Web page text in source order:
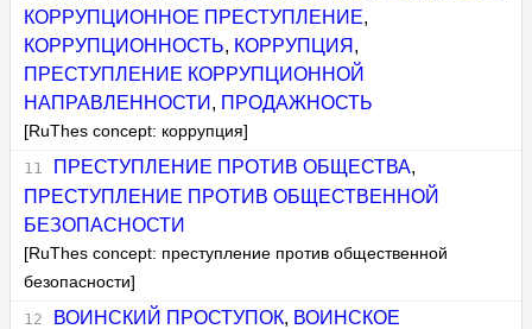
КОРРУПЦИОННОЕ ПРЕСТУПЛЕНИЕ,
КОРРУПЦИОННОСТЬ, КОРРУПЦИЯ ,
ПРЕСТУПЛЕНИЕ КОРРУПЦИОННОЙ
НАПРАВЛЕННОСТИ , ПРОДАЖНОСТЬ
[RuThes concept: коррупция]
ПРЕСТУПЛЕНИЕ ПРОТИВ ОБЩЕСТВА,
ПРЕСТУПЛЕНИЕ ПРОТИВ ОБЩЕСТВЕННОЙ
БЕЗОПАСНОСТИ
[RuThes concept: преступление против общественной
безопасности]
ВОИНСКИЙ ПРОСТУПОК, ВОИНСКОЕ